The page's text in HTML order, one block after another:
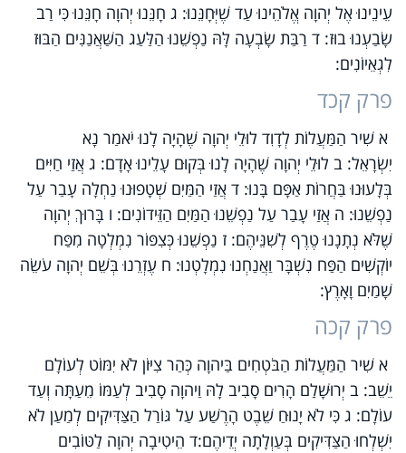
עֵינֵינוּ אֶל יְהוָה אֱלֹהֵינוּ עַד שֶׁיְּחָנֵּנוּ: ג חָנֵּנוּ יְהוָה חָנֵּנוּ כִּי רַב
שָׂבַעְנוּ בוּז: ד רַבַּת שָׂבְעָה לָּהּ נַפְשֵׁנוּ הַלַּעַג הַשַּׁאֲנַנִּים הַבּוּז
לִגְאֵיוֹנִים:
פרק קכד
א שִׁיר הַמַּעֲלוֹת לְדָוִד לוּלֵי יְהוָה שֶׁהָיָה לָנוּ יֹאמַר נָא
יִשְׂרָאֵל: ב לוּלֵי יְהוָה שֶׁהָיָה לָנוּ בְּקוּם עָלֵינוּ אָדָם: ג אֲזַי חַיִּים
בְּלָעוּנוּ בַּחֲרוֹת אַפָּם בָּנוּ: ד אֲזַי הַמַּיִם שְׁטָפוּנוּ נַחְלָה עָבַר עַל
נַפְשֵׁנוּ: ה אֲזַי עָבַר עַל נַפְשֵׁנוּ הַמַּיִם הַזֵּידוֹנִים: ו בָּרוּךְ יְהוָה
שֶׁלֹּא נְתָנָנוּ טֶרֶף לְשִׁנֵּיהֶם: ז נַפְשֵׁנוּ כְּצִפּוֹר נִמְלְטָה מִפַּח
יוֹקְשִׁים הַפַּח נִשְׁבָּר וַאֲנַחְנוּ נִמְלָטְנוּ: ח עֶזְרֵנוּ בְּשֵׁם יְהוָה עֹשֵׂה
שָׁמַיִם וָאָרֶץ:
פרק קכה
א שִׁיר הַמַּעֲלוֹת הַבֹּטְחִים בַּיהוָה כְּהַר צִיּוֹן לֹא יִמּוֹט לְעוֹלָם
יֵשֵׁב: ב יְרוּשָׁלִַם הָרִים סָבִיב לָהּ וַיהוָה סָבִיב לְעַמּוֹ מֵעַתָּה וְעַד
עוֹלָם: ג כִּי לֹא יָנוּחַ שֵׁבֶט הָרֶשַׁע עַל גּוֹרַל הַצַּדִּיקִים לְמַעַן לֹא
יִשְׁלְחוּ הַצַּדִּיקִים בְּעַוְלָתָה יְדֵיהֶם:ד הֵיטִיבָה יְהוָה לַטּוֹבִים